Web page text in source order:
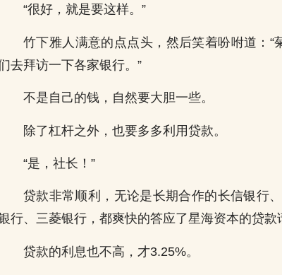
“很好，就是要这样。”
竹下雅人满意的点点头，然后笑着吩咐道：
去拜访一下各家银行。”
不是自己的钱，自然要大胆一些。
除了杠杆之外，也要多多利用贷款。
“是，社长！”
贷款非常顺利，无论是长期合作的长信银行
行、三菱银行，都爽快的答应了星海资本的贷款
贷款的利息也不高，才3.25%。